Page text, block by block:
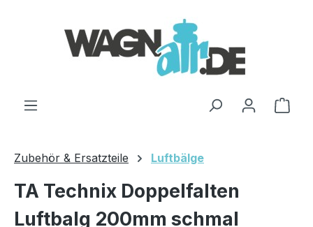
Zubehör & Ersatzteile Luftbälge
TA Technix Doppelfalten
Luftbalg 200mm schmal